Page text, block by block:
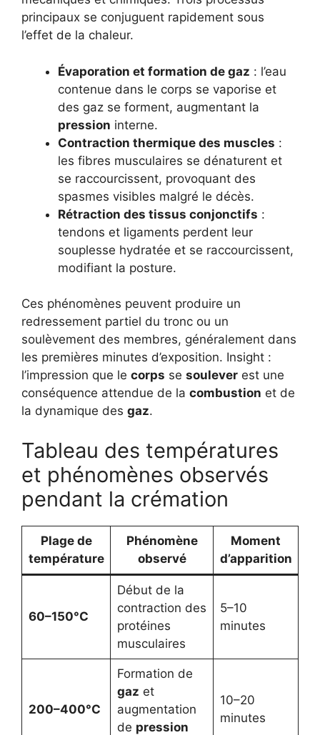
principaux se conjuguent rapidement sous
l’effet de la chaleur.
Évaporation et formation de gaz : l’eau
contenue dans le corps se vaporise et
des gaz se forment, augmentant la
pression interne.
Contraction thermique des muscles :
les fibres musculaires se dénaturent et
se raccourcissent, provoquant des
spasmes visibles malgré le décès.
Rétraction des tissus conjonctifs :
tendons et ligaments perdent leur
souplesse hydratée et se raccourcissent,
modifiant la posture.
Ces phénomènes peuvent produire un
redressement partiel du tronc ou un
soulèvement des membres, généralement dans
les premières minutes d’exposition. Insight :
l’impression que le corps se soulever est une
conséquence attendue de la combustion et de
la dynamique des gaz.
Tableau des températures
et phénomènes observés
pendant la crémation
Plage de
température
Phénomène
observé
Moment
d’apparition
60–150°C
Début de la
contraction des
protéines
musculaires
5–10
minutes
200–400°C
Formation de
gaz et
augmentation
de pression
10–20
minutes